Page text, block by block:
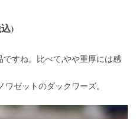
)
ですね。比べて,やや重厚には感
ゼットのダックワーズ。